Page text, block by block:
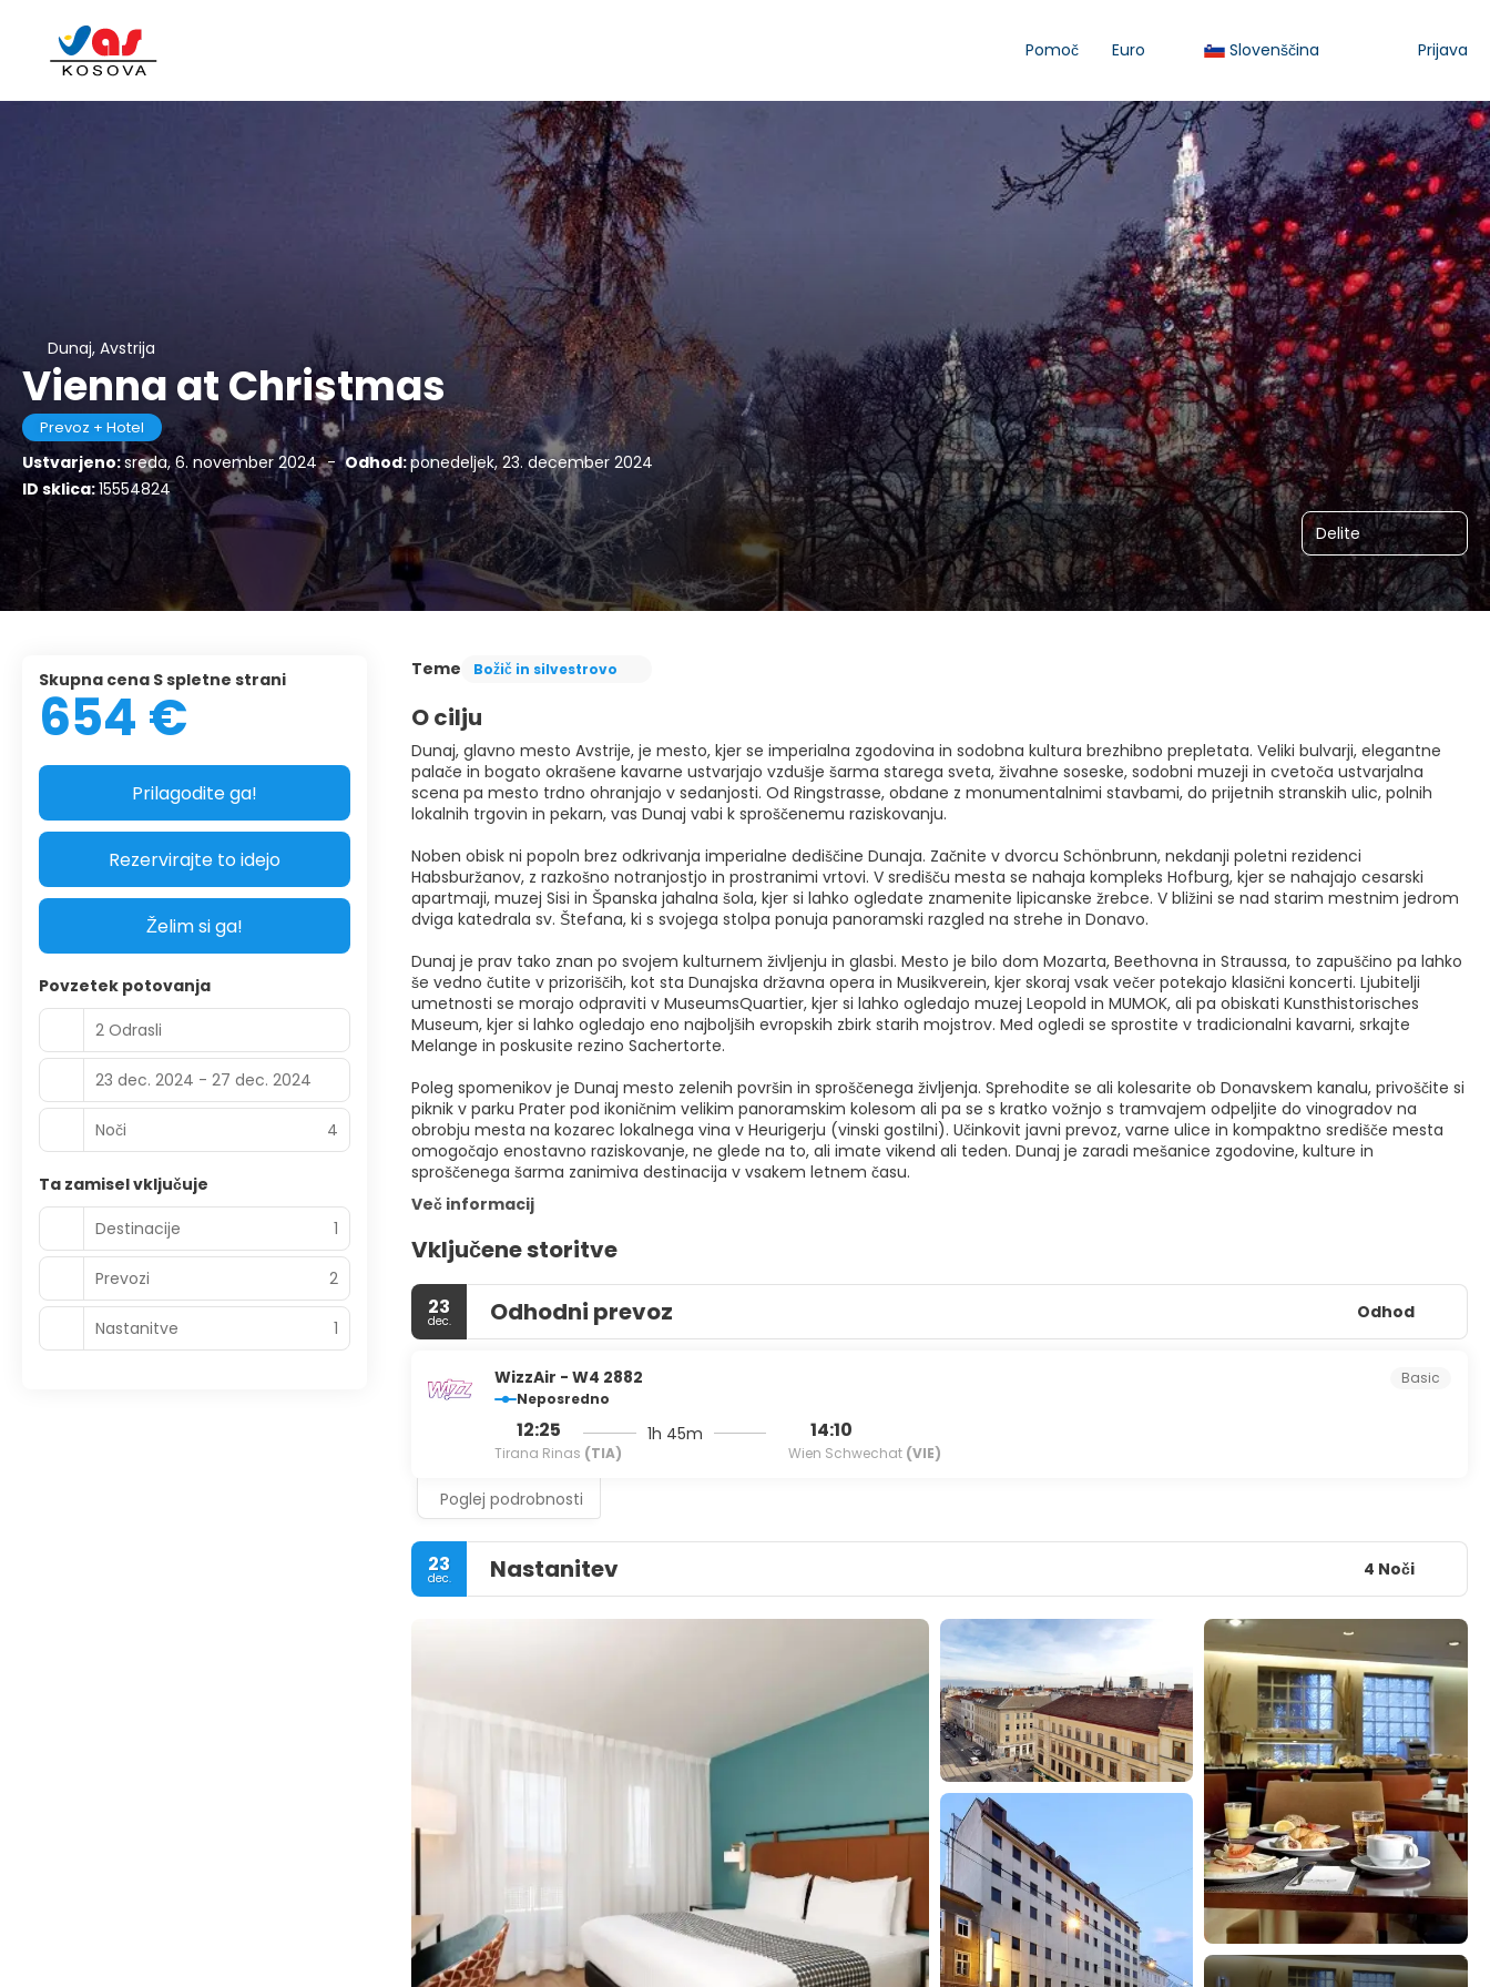
Pomoč Euro Slovenščina Prijava
Dunaj, Avstrija
Vienna at Christmas
Prevoz + Hotel
Ustvarjeno:sreda, 6. november 2024 - Odhod:ponedeljek, 23. december 2024
ID sklica:15554824
Delite
Teme Božič in silvestrovo
O cilju
Dunaj, glavno mesto Avstrije, je mesto, kjer se imperialna zgodovina in sodobna kultura brezhibno prepletata. Veliki bulvarji, elegantne
palače in bogato okrašene kavarne ustvarjajo vzdušje šarma starega sveta, živahne soseske, sodobni muzeji in cvetoča ustvarjalna
scena pa mesto trdno ohranjajo v sedanjosti. Od Ringstrasse, obdane z monumentalnimi stavbami, do prijetnih stranskih ulic, polnih
lokalnih trgovin in pekarn, vas Dunaj vabi k sproščenemu raziskovanju.
Noben obisk ni popoln brez odkrivanja imperialne dediščine Dunaja. Začnite v dvorcu Schönbrunn, nekdanji poletni rezidenci
Habsburžanov, z razkošno notranjostjo in prostranimi vrtovi. V središču mesta se nahaja kompleks Hofburg, kjer se nahajajo cesarski
apartmaji, muzej Sisi in Španska jahalna šola, kjer si lahko ogledate znamenite lipicanske žrebce. V bližini se nad starim mestnim jedrom
dviga katedrala sv. Štefana, ki s svojega stolpa ponuja panoramski razgled na strehe in Donavo.
Dunaj je prav tako znan po svojem kulturnem življenju in glasbi. Mesto je bilo dom Mozarta, Beethovna in Straussa, to zapuščino pa lahko
še vedno čutite v prizoriščih, kot sta Dunajska državna opera in Musikverein, kjer skoraj vsak večer potekajo klasični koncerti. Ljubitelji
umetnosti se morajo odpraviti v MuseumsQuartier, kjer si lahko ogledajo muzej Leopold in MUMOK, ali pa obiskati Kunsthistorisches
Museum, kjer si lahko ogledajo eno najboljših evropskih zbirk starih mojstrov. Med ogledi se sprostite v tradicionalni kavarni, srkajte
Melange in poskusite rezino Sachertorte.
Poleg spomenikov je Dunaj mesto zelenih površin in sproščenega življenja. Sprehodite se ali kolesarite ob Donavskem kanalu, privoščite si
piknik v parku Prater pod ikoničnim velikim panoramskim kolesom ali pa se s kratko vožnjo s tramvajem odpeljite do vinogradov na
obrobju mesta na kozarec lokalnega vina v Heurigerju (vinski gostilni). Učinkovit javni prevoz, varne ulice in kompaktno središče mesta
omogočajo enostavno raziskovanje, ne glede na to, ali imate vikend ali teden. Dunaj je zaradi mešanice zgodovine, kulture in
sproščenega šarma zanimiva destinacija v vsakem letnem času.
Več informacij
Vključene storitve
23
dec. Odhodni prevoz Odhod
WizzAir - W4 2882
Neposredno
12:25
Tirana Rinas (TIA)
1h 45m 14:10
Wien Schwechat (VIE)
Basic
Poglej podrobnosti
23
dec. Nastanitev 4 Noči
Skupna cena S spletne strani
654 €
Prilagodite ga!
Rezervirajte to idejo
Želim si ga!
Povzetek potovanja
2 Odrasli
23 dec. 2024 - 27 dec. 2024
Noči 4
Ta zamisel vključuje
Destinacije
1
Prevozi 2
Nastanitve 1